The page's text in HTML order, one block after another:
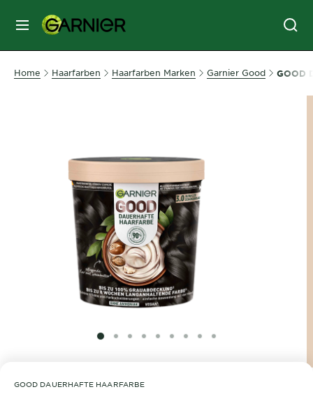
MENU
GESICHTSPFLEGE
HAARFARBE
SONNENSCHUTZ
KÖRPERPFLEGE
SERVICES
DIAGNOSTIK
Home Haarfarben Haarfarben Marken Garnier Good GOOD
SLIDE 1
SLIDE 2
SLIDE 3
SLIDE 4
SLIDE 5
SLIDE 6
SLIDE 7
SLIDE 8
SLIDE 9
GOOD DAUERHAFTE HAARFARBE